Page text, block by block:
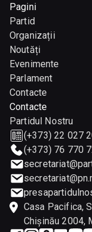
Pagini
Partid
Organizații
Noutăți
Evenimente
Parlament
Contacte
Contacte
Partidul Nostru
(+373) 22 027
(+373) 76 770
Casa Pacifica,
Chişinău 2004,